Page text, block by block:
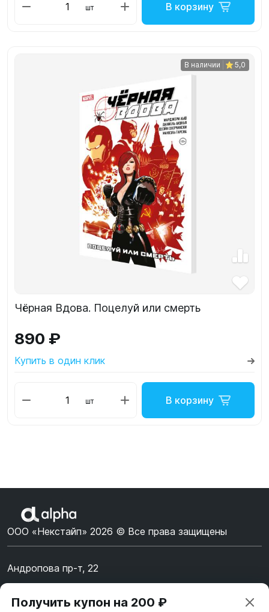
шт В корзину
В наличии 5,0
Чёрная Вдова. Поцелуй или смерть
890 ₽
Купить в один клик
шт В корзину
ООО «Некстайп» 2026 © Все права защищены
Андропова пр-т, 22
8 (800) 123-55-44
Получить купон на 200 ₽